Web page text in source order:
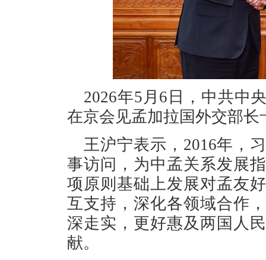
2026年5月6日，中共中
在京会见孟加拉国外交部长
王沪宁表示，2016年，
事访问，为中孟关系发展
项原则基础上发展对孟友
互支持，深化各领域合作
深走实，更好惠及两国人
献。